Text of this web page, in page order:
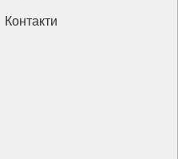
Контакти